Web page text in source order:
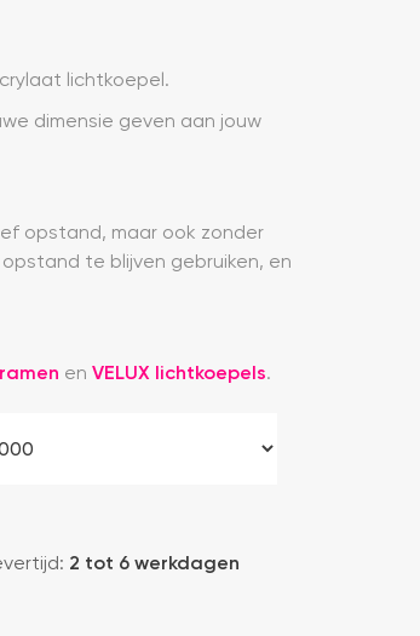
lichtkoepel.
dimensie geven aan jouw
opstand, maar ook zonder
te blijven gebruiken, en
en VELUX lichtkoepels.
2 tot 6 werkdagen